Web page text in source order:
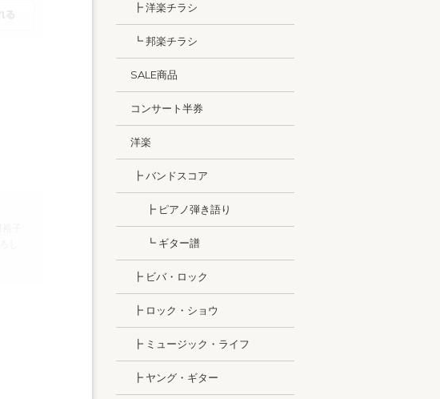
┣ 洋楽チラシ
┗ 邦楽チラシ
SALE商品
コンサート半券
洋楽
┣ バンドスコア
┣ ピアノ弾き語り
┗ ギター譜
┣ ビバ・ロック
┣ ロック・ショウ
┣ ミュージック・ライフ
┣ ヤング・ギター